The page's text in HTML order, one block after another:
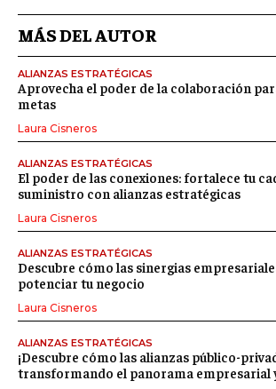
MÁS DEL AUTOR
ALIANZAS ESTRATÉGICAS
Aprovecha el poder de la colaboración
metas
Laura Cisneros
ALIANZAS ESTRATÉGICAS
El poder de las conexiones: fortalece tu
suministro con alianzas estratégicas
Laura Cisneros
ALIANZAS ESTRATÉGICAS
Descubre cómo las sinergias
potenciar tu negocio
Laura Cisneros
ALIANZAS ESTRATÉGICAS
¡Descubre cómo las alianzas público-
transformando el panorama empresarial